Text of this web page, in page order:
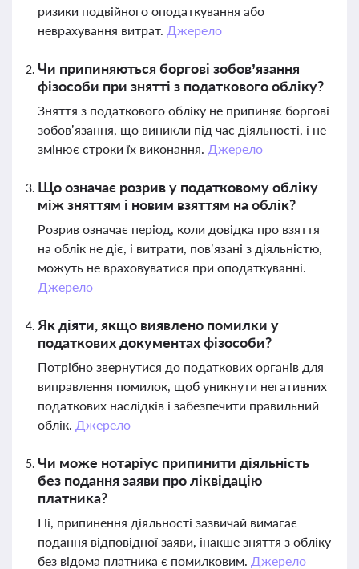
ризики подвійного оподаткування або
неврахування витрат. Джерело
Чи припиняються боргові зобов’язання
фізособи при знятті з податкового обліку?
Зняття з податкового обліку не припиняє боргові
зобов’язання, що виникли під час діяльності, і не
змінює строки їх виконання. Джерело
Що означає розрив у податковому обліку
між зняттям і новим взяттям на облік?
Розрив означає період, коли довідка про взяття
на облік не діє, і витрати, пов’язані з діяльністю,
можуть не враховуватися при оподаткуванні.
Джерело
Як діяти, якщо виявлено помилки у
податкових документах фізособи?
Потрібно звернутися до податкових органів для
виправлення помилок, щоб уникнути негативних
податкових наслідків і забезпечити правильний
облік. Джерело
Чи може нотаріус припинити діяльність
без подання заяви про ліквідацію
платника?
Ні, припинення діяльності зазвичай вимагає
подання відповідної заяви, інакше зняття з обліку
без відома платника є помилковим. Джерело